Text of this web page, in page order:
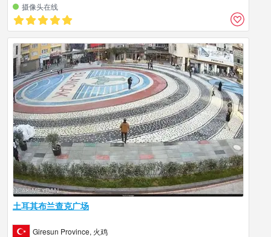
摄像头在线
土耳其布兰查克广场
Giresun Province, 火鸡